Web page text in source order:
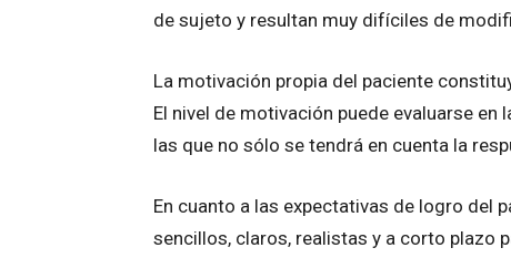
de sujeto y resultan muy difíciles de
La motivación propia del paciente
El nivel de motivación puede evaluarse
las que no sólo se tendrá en cuenta la
En cuanto a las expectativas de logro del
sencillos, claros, realistas y a corto plazo